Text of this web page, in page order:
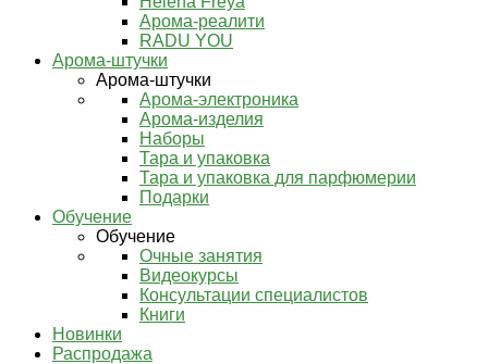
Арома-реалити
RADU YOU
Арома-штучки
Арома-штучки
Арома-электроника
Арома-изделия
Наборы
Тара и упаковка
Тара и упаковка для парфюмерии
Подарки
Обучение
Обучение
Очные занятия
Видеокурсы
Консультации специалистов
Книги
Новинки
Распродажа